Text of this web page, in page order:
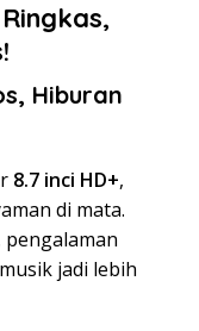
Hiburan
8.7 inci HD+,
di mata.
pengalaman
jadi lebih